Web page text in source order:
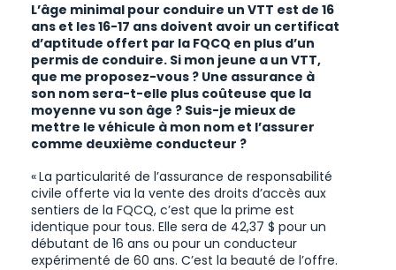
L’âge minimal pour conduire un VTT est de 16
ans et les 16-17 ans doivent avoir un certificat
d’aptitude offert par la FQCQ en plus d’un
permis de conduire. Si mon jeune a un VTT,
que me proposez-vous ? Une assurance à
son nom sera-t-elle plus coûteuse que la
moyenne vu son âge ? Suis-je mieux de
mettre le véhicule à mon nom et l’assurer
comme deuxième conducteur ?
« La particularité de l’assurance de responsabilité
civile offerte via la vente des droits d’accès aux
sentiers de la FQCQ, c’est que la prime est
identique pour tous. Elle sera de 42,37 $ pour un
débutant de 16 ans ou pour un conducteur
expérimenté de 60 ans. C’est la beauté de l’offre.